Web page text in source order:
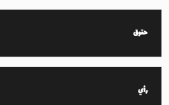
حقوق
رأي